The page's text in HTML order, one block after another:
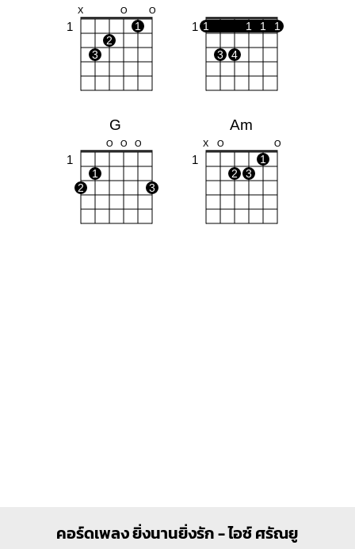
X O O
1
1
2
3
1 1 1 1 1
3 4
G
O O O
1
1
2
3
Am
X O O
1
1
2
3
X O O O O
คอร์ดเพลง ยิ่งนานยิ่งรัก - ไอซ์ ศรัณยู